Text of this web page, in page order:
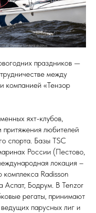
праздников —
между
компанией «Тензор
яхт-клубов,
любителей
спорта. Базы TSC
России (Пестово,
локация –
Radisson
Аспат, Бодрум. В Tenzor
регаты, принимают
парусных лиг и